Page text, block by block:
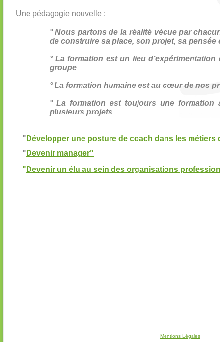
Une pédagogie nouvelle :
° Nous partons de la réalité vécue par
de construire sa place, son projet, sa pensée
° La formation est un lieu
groupe
° La formation humaine est au cœur de nos
° La formation est toujours une
plusieurs projets
Mentions Légales
" Développer une posture de coach dans les métiers
" Devenir manager"
" Devenir un élu au sein des organisations